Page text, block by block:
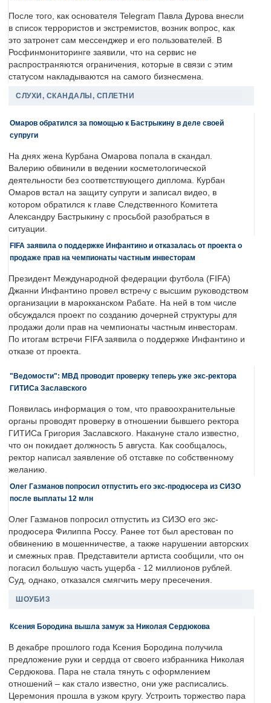
После того, как основателя Telegram Павла Дурова внесли
в список террористов и экстремистов, возник вопрос, как
это затронет сам мессенджер и его пользователей. В
Росфинмониторинге заявили, что на сервис не
распространяются ограничения, которые в связи с этим
статусом накладываются на самого бизнесмена.
СЛУХИ, СКАНДАЛЫ, СПЛЕТНИ
Омаров обратился за помощью к Бастрыкину в деле своей
супруги
На днях жена Курбана Омарова попала в скандал.
Валерию обвинили в ведении косметологической
деятельности без соответствующего диплома. Курбан
Омаров встал на защиту супруги и записал видео, в
котором обратился к главе Следственного Комитета
Александру Бастрыкину с просьбой разобраться в
ситуации.
FIFA заявила о поддержке Инфантино и отказалась от проекта о
продаже прав на чемпионаты частным инвесторам
Президент Международной федерации футбола (FIFA)
Джанни Инфантино провел встречу с высшим руководством
организации в марокканском Рабате. На ней в том числе
обсуждался проект по созданию дочерней структуры для
продажи доли прав на чемпионаты частным инвесторам.
По итогам встречи FIFA заявила о поддержке Инфантино и
отказе от проекта.
"Ведомости": МВД проводит проверку теперь уже экс-ректора
ГИТИСа Заславского
Появилась информация о том, что правоохранительные
органы проводят проверку в отношении бывшего ректора
ГИТИСа Григория Заславского. Накануне стало известно,
что он покидает должность 5 августа. Как сообщалось,
ректор написал заявление об отставке по собственному
желанию.
Олег Газманов попросил отпустить его экс-продюсера из СИЗО
после выплаты 12 млн
Олег Газманов попросил отпустить из СИЗО его экс-
продюсера Филиппа Россу. Ранее тот был арестован по
обвинению в мошенничестве, а также нарушении авторских
и смежных прав. Представители артиста сообщили, что он
погасил большую часть ущерба - 12 миллионов рублей.
Суд, однако, отказался смягчить меру пресечения.
ШОУБИЗ
Ксения Бородина вышла замуж за Николая Сердюкова
В декабре прошлого года Ксения Бородина получила
предложение руки и сердца от своего избранника Николая
Сердюкова. Пара не стала тянуть с оформлением
отношений – как стало известно, они уже расписались.
Церемония прошла в узком кругу. Устроить торжество пара